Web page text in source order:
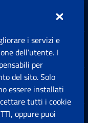
i servizi e
dell’utente. I
per
del sito. Solo
essere installati
tutti i cookie
oppure puoi